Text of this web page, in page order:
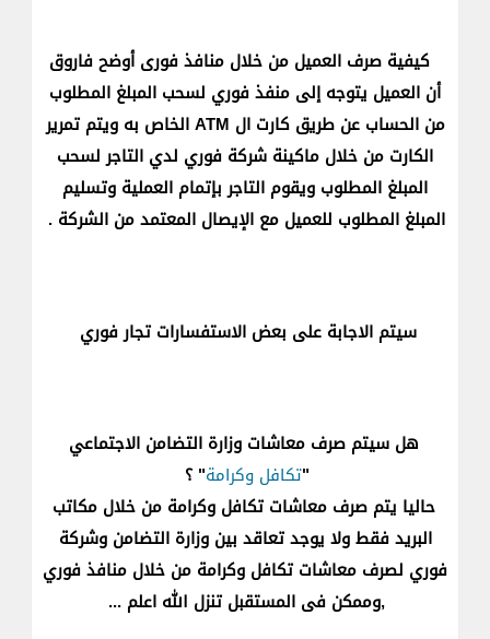
كيفية صرف العميل من خلال منافذ فورى أوضح فاروق
أن العميل يتوجه إلى منفذ فوري لسحب المبلغ المطلوب
من الحساب عن طريق كارت ال ATM الخاص به ويتم تمرير
الكارت من خلال ماكينة شركة فوري لدي التاجر لسحب
المبلغ المطلوب ويقوم التاجر بإتمام العملية وتسليم
المبلغ المطلوب للعميل مع الإيصال المعتمد من الشركة .
سيتم الاجابة على بعض الاستفسارات تجار فوري
هل سيتم صرف معاشات وزارة التضامن الاجتماعي
"تكافل وكرامة" ؟
حاليا يتم صرف معاشات تكافل وكرامة من خلال مكاتب
البريد فقط ولا يوجد تعاقد بين وزارة التضامن وشركة
فوري لصرف معاشات تكافل وكرامة من خلال منافذ فوري
,وممكن فى المستقبل تنزل الله اعلم ...